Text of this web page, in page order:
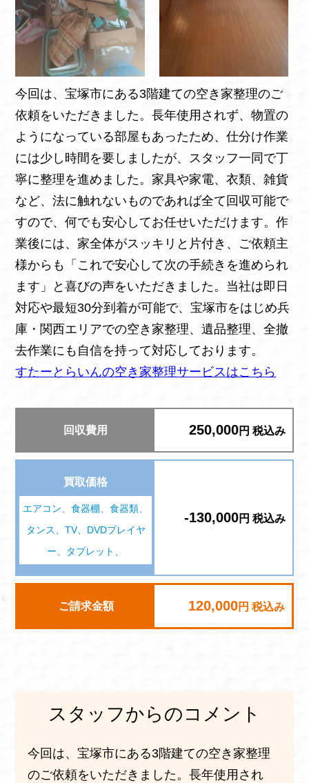
今回は、宝塚市にある3階建ての空き家整理のご
依頼をいただきました。長年使用されず、物置の
ようになっている部屋もあったため、仕分け作業
には少し時間を要しましたが、スタッフ一同で丁
寧に整理を進めました。家具や家電、衣類、雑貨
など、法に触れないものであれば全て回収可能で
すので、何でも安心してお任せいただけます。作
業後には、家全体がスッキリと片付き、ご依頼主
様からも「これで安心して次の手続きを進められ
ます」と喜びの声をいただきました。当社は即日
対応や最短30分到着が可能で、宝塚市をはじめ兵
庫・関西エリアでの空き家整理、遺品整理、全撤
去作業にも自信を持って対応しております。
すたーとらいんの空き家整理サービスはこちら
回収費用 250,000円 税込み
買取価格
エアコン、食器棚、食器類、
タンス、TV、DVDプレイヤ
ー、タブレット、
-130,000円 税込み
ご請求金額 120,000円 税込み
スタッフからのコメント
今回は、宝塚市にある3階建ての空き家整理
のご依頼をいただきました。長年使用され